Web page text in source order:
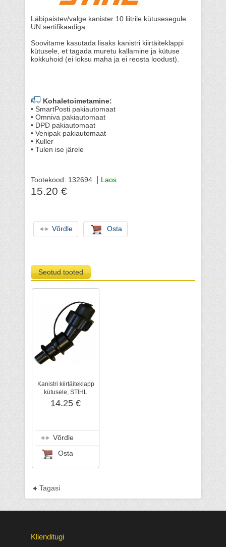
Läbipaistev/valge kanister 10 liitrile kütusesegule.
UN sertifikaadiga.
Soovitame kasutada lisaks kanistri kiirtäiteklappi
kütusele, et tagada muretu kallamine ja kütuse
kokkuhoid (ei loksu maha ja ei reosta loodust).
Kohaletoimetamine:
• SmartPosti pakiautomaat
• Omniva pakiautomaat
• DPD pakiautomaat
• Venipak pakiautomaat
• Kuller
• Tulen ise järele
Tootekood: 132694 Laos
15.20 €
Võrdle Osta
Seotud tooted
Kanistri kiirtäiteklapp
kütusele, STIHL
14.25 €
Võrdle
Osta
Tagasi
Klienditugi